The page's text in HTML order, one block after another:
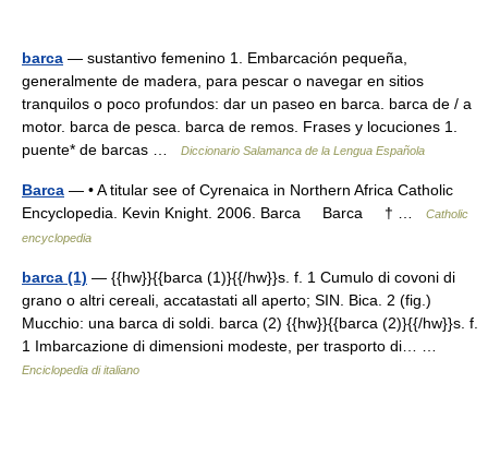
barca — sustantivo femenino 1. Embarcación pequeña,
generalmente de madera, para pescar o navegar en sitios
tranquilos o poco profundos: dar un paseo en barca. barca de / a
motor. barca de pesca. barca de remos. Frases y locuciones 1.
puente* de barcas …
Diccionario Salamanca de la Lengua Española
Barca — • A titular see of Cyrenaica in Northern Africa Catholic
Encyclopedia. Kevin Knight. 2006. Barca Barca † …
Catholic
encyclopedia
barca (1) — {{hw}}{{barca (1)}{{/hw}}s. f. 1 Cumulo di covoni di
grano o altri cereali, accatastati all aperto; SIN. Bica. 2 (fig.)
Mucchio: una barca di soldi. barca (2) {{hw}}{{barca (2)}{{/hw}}s. f.
1 Imbarcazione di dimensioni modeste, per trasporto di… …
Enciclopedia di italiano